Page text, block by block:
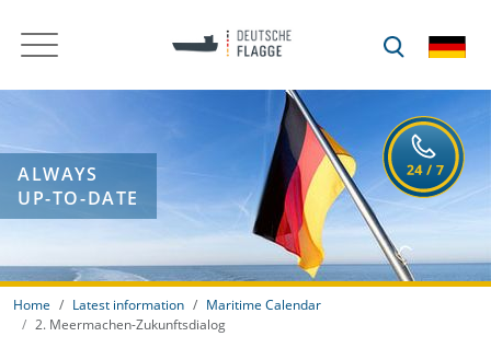
ALWAYS
UP-TO-DATE
Home Latest information
Maritime Calendar
2. Meermachen-Zukunftsdialog